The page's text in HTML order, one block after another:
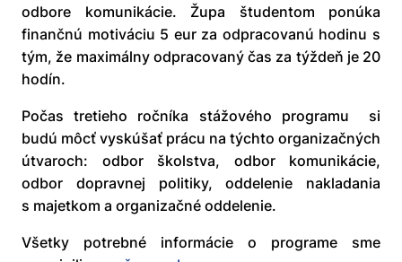
odbore komunikácie. Župa študentom ponúka
finančnú motiváciu 5 eur za odpracovanú hodinu s
tým, že maximálny odpracovaný čas za týždeň je 20
hodín.
Počas tretieho ročníka stážového programu si
budú môcť vyskúšať prácu na týchto organizačných
útvaroch: odbor školstva, odbor komunikácie,
odbor dopravnej politiky, oddelenie nakladania
s majetkom a organizačné oddelenie.
Všetky potrebné informácie o programe sme